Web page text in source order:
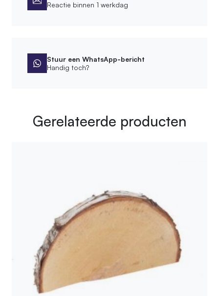
Reactie binnen 1 werkdag
Stuur een WhatsApp-bericht
Handig toch?
Gerelateerde producten